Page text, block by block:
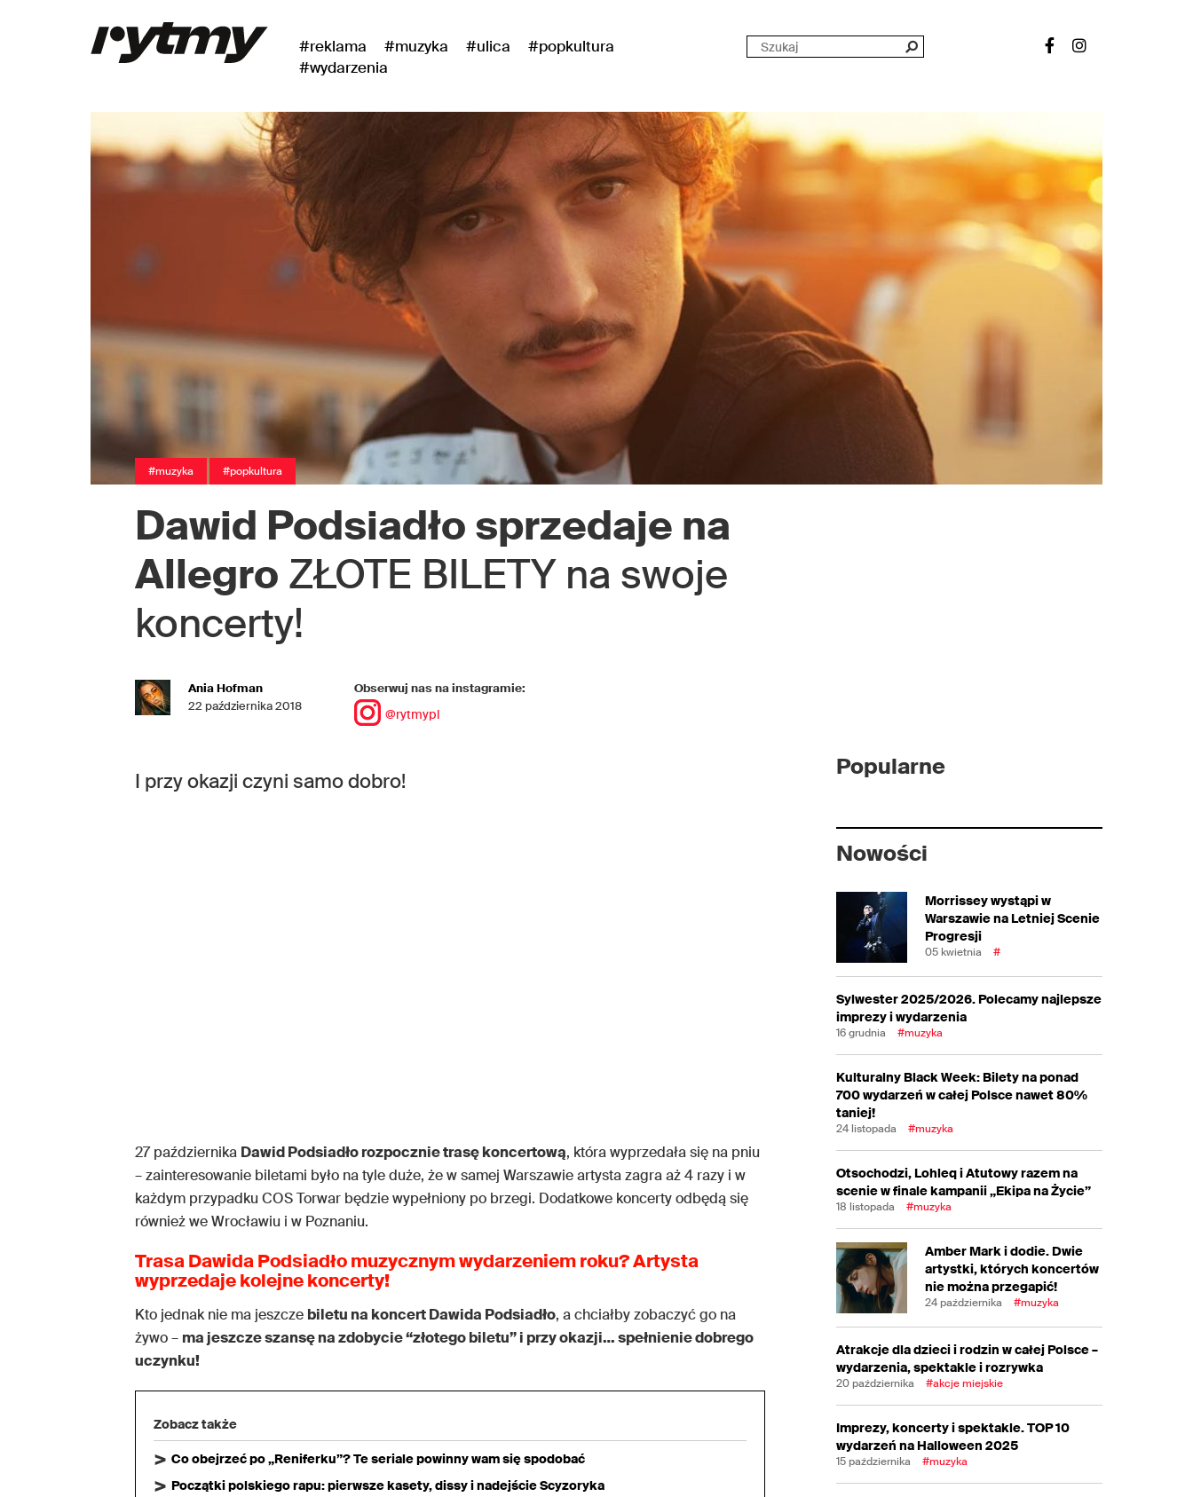
#reklama #muzyka #ulica
#popkultura
#wydarzenia
#muzyka #popkultura
Dawid Podsiadło sprzedaje na
Allegro ZŁOTE BILETY na swoje
koncerty!
Ania Hofman
22 października 2018
Obserwuj nas na instagramie:
@rytmypl
I przy okazji czyni samo dobro!
27 października Dawid Podsiadło rozpocznie trasę koncertową, która wyprzedała się na pniu
– zainteresowanie biletami było na tyle duże, że w samej Warszawie artysta zagra aż 4 razy i w
każdym przypadku COS Torwar będzie wypełniony po brzegi. Dodatkowe koncerty odbędą się
również we Wrocławiu i w Poznaniu.
Trasa Dawida Podsiadło muzycznym wydarzeniem roku?Artysta
wyprzedaje kolejne koncerty!
Kto jednak nie ma jeszcze biletu na koncert Dawida Podsiadło, a chciałby zobaczyć go na
żywo – ma jeszcze szansę na zdobycie “złotego biletu” i przy okazji… spełnienie dobrego
uczynku!
Zobacz także
Co obejrzeć po „Reniferku”? Te seriale powinny wam się spodobać
Początki polskiego rapu: pierwsze kasety, dissy i nadejście Scyzoryka
Popularne
Nowości
Morrissey wystąpi w
Warszawie na Letniej Scenie
Progresji
05 kwietnia #
Sylwester 2025/2026. Polecamy najlepsze
imprezy i wydarzenia
16 grudnia #muzyka
Kulturalny Black Week: Bilety na ponad
700 wydarzeń w całej Polsce nawet 80%
taniej!
24 listopada #muzyka
Otsochodzi, Lohleq i Atutowy razem na
scenie w finale kampanii „Ekipa na Życie”
18 listopada #muzyka
Amber Mark i dodie. Dwie
artystki, których koncertów
nie można przegapić!
24 października #muzyka
Atrakcje dla dzieci i rodzin w całej Polsce –
wydarzenia, spektakle i rozrywka
20 października #akcje miejskie
Imprezy, koncerty i spektakle. TOP 10
wydarzeń na Halloween 2025
15 października #muzyka